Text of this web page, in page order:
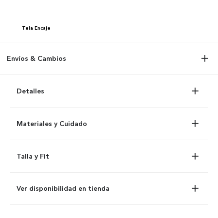
Tela Encaje
Envíos & Cambios
Detalles
Materiales y Cuidado
Talla y Fit
Ver disponibilidad en tienda